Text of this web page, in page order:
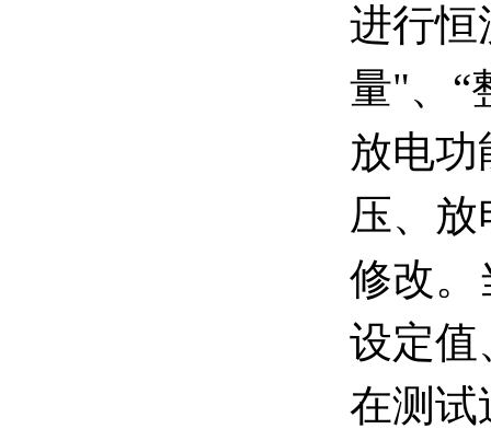
进行恒
量"、“
放电
压、
修改。
设定值
在测试